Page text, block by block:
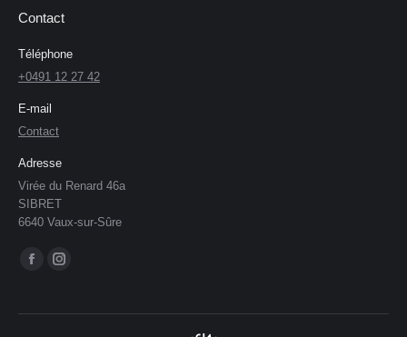
Contact
Téléphone
+0491 12 27 42
E-mail
Contact
Adresse
Virée du Renard 46a
SIBRET
6640 Vaux-sur-Sûre
Trouvez nous sur :
La
Facebook
La
Instagram